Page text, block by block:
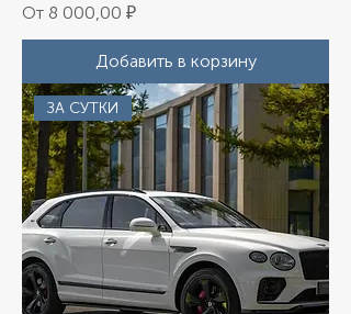
От 8 000,00 ₽
Цена со скидкой
Добавить в корзину
ЗА СУТКИ